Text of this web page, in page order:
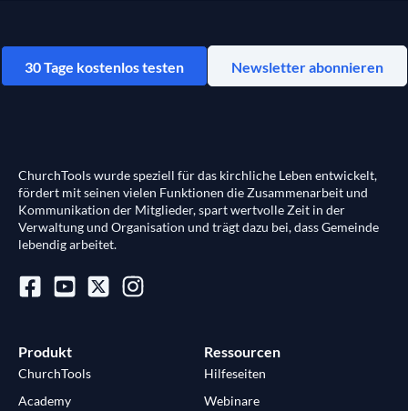
30 Tage kostenlos testen Newsletter abonnieren
ChurchTools wurde speziell für das kirchliche Leben entwickelt,
fördert mit seinen vielen Funktionen die Zusammenarbeit und
Kommunikation der Mitglieder, spart wertvolle Zeit in der
Verwaltung und Organisation und trägt dazu bei, dass Gemeinde
lebendig arbeitet.
Produkt
ChurchTools
Academy
Ressourcen
Hilfeseiten
Webinare